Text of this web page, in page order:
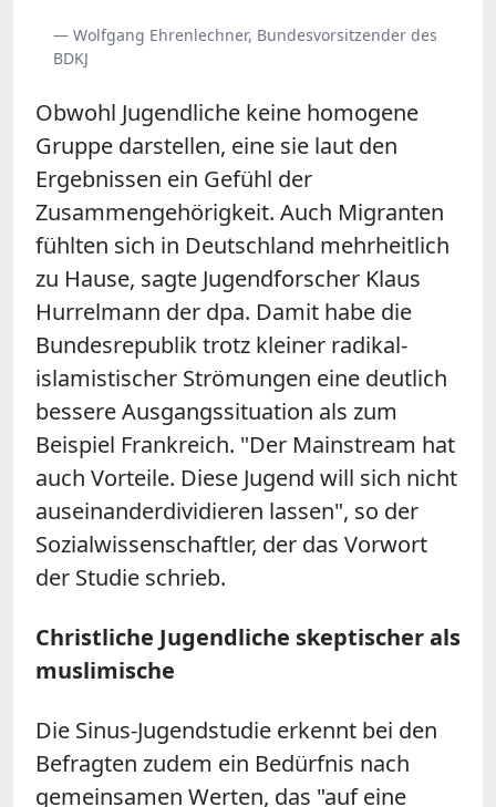
— Wolfgang Ehrenlechner, Bundesvorsitzender des
BDKJ
Obwohl Jugendliche keine homogene
Gruppe darstellen, eine sie laut den
Ergebnissen ein Gefühl der
Zusammengehörigkeit. Auch Migranten
fühlten sich in Deutschland mehrheitlich
zu Hause, sagte Jugendforscher Klaus
Hurrelmann der dpa. Damit habe die
Bundesrepublik trotz kleiner radikal-
islamistischer Strömungen eine deutlich
bessere Ausgangssituation als zum
Beispiel Frankreich. "Der Mainstream hat
auch Vorteile. Diese Jugend will sich nicht
auseinanderdividieren lassen", so der
Sozialwissenschaftler, der das Vorwort
der Studie schrieb.
Christliche Jugendliche skeptischer als
muslimische
Die Sinus-Jugendstudie erkennt bei den
Befragten zudem ein Bedürfnis nach
gemeinsamen Werten, das "auf eine